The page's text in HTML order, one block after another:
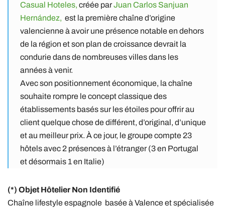
Casual Hoteles, créée parJuan Carlos Sanjuan
Hernández, est la première chaîne d’origine
valencienne à avoir une présence notable en dehors
de la région et son plan de croissance devrait la
condurie dans de nombreuses villes dans les
années à venir.
Avec son positionnement économique, la chaîne
souhaite rompre le concept classique des
établissements basés sur les étoiles pour offrir au
client quelque chose de différent, d’original, d’unique
et au meilleur prix. À ce jour, le groupe compte 23
hôtels avec 2 présences à l’étranger (3 en Portugal
et désormais 1 en Italie)
(*) Objet Hôtelier Non Identifié
Chaîne lifestyle espagnole basée à Valence et spécialisée